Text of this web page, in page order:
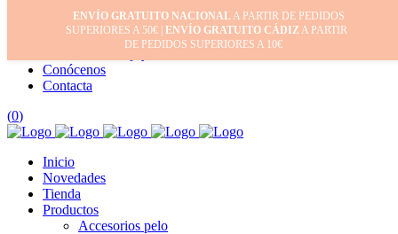
Inicio
Mi cuenta
Conócenos
Contacta
(0)
Inicio
Novedades
Tienda
Productos
Accesorios pelo
ENVÍO GRATUITO NACIONALA PARTIR DE PEDIDOS
SUPERIORES A 50€ | ENVÍO GRATUITO CÁDIZA PARTIR
DE PEDIDOS SUPERIORES A 10€